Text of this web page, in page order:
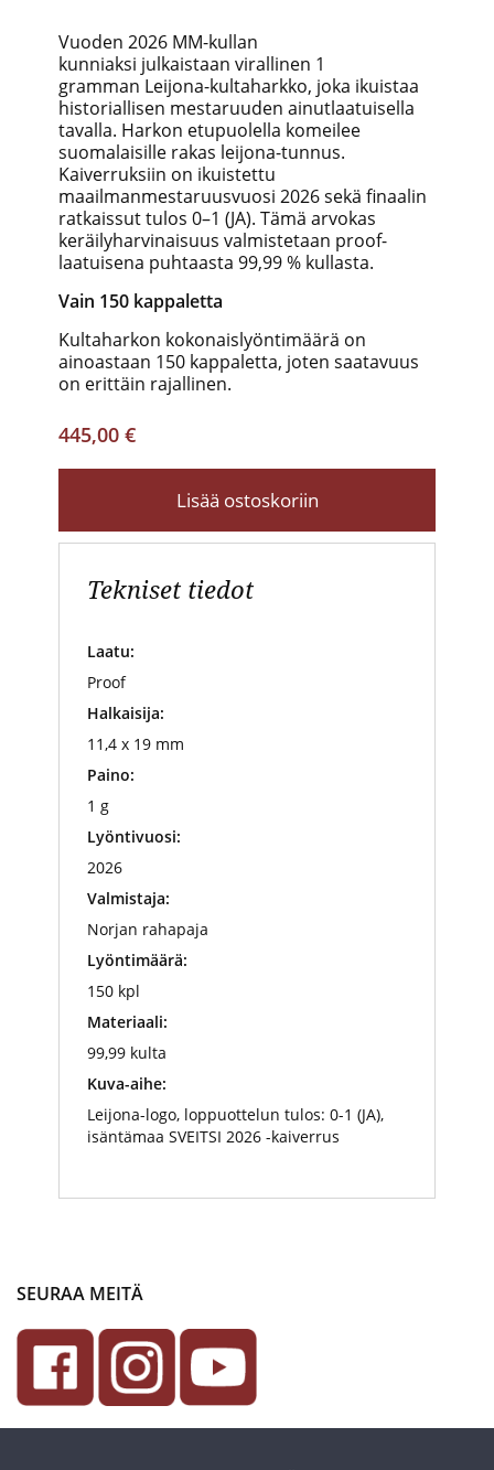
Vuoden 2026 MM-kullan
kunniaksi julkaistaan virallinen 1
gramman Leijona-kultaharkko, joka ikuistaa
historiallisen mestaruuden ainutlaatuisella
tavalla. Harkon etupuolella komeilee
suomalaisille rakas leijona-tunnus.
Kaiverruksiin on ikuistettu
maailmanmestaruusvuosi 2026 sekä finaalin
ratkaissut tulos 0–1 (JA). Tämä arvokas
keräilyharvinaisuus valmistetaan proof-
laatuisena puhtaasta 99,99 % kullasta.
Vain 150 kappaletta
Kultaharkon kokonaislyöntimäärä on
ainoastaan 150 kappaletta, joten saatavuus
on erittäin rajallinen.
445,00 €
Lisää ostoskoriin
Tekniset tiedot
Laatu:
Proof
Halkaisija:
11,4 x 19 mm
Paino:
1 g
Lyöntivuosi:
2026
Valmistaja:
Norjan rahapaja
Lyöntimäärä:
150 kpl
Materiaali:
99,99 kulta
Kuva-aihe:
Leijona-logo, loppuottelun tulos: 0-1 (JA),
isäntämaa SVEITSI 2026 -kaiverrus
SEURAA MEITÄ